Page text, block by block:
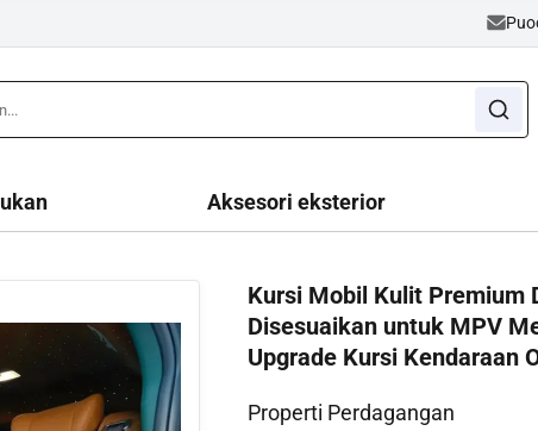
Aksesori eksterior
Kursi Mobil Kulit Premium
Disesuaikan untuk MPV
Upgrade Kursi Kendaraan
Properti Perdagangan